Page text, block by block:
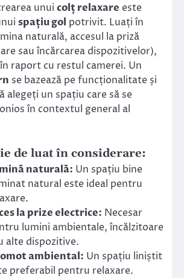
unui colț relaxare este
spațiu gol potrivit. Luați în
naturală, accesul la priză
sau încărcarea dispozitivelor),
raport cu restul camerei. Un
se bazează pe funcționalitate și
alegeți un spațiu care să se
în contextul general al
de luat în considerare:
naturală: Un spațiu bine
natural este ideal pentru
la prize electrice: Necesar
lumini ambientale, încălzitoare
alte dispozitive.
ambiental: Un spațiu liniștit
preferabil pentru relaxare.